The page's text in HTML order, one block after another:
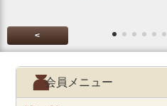
<
会員メニュー